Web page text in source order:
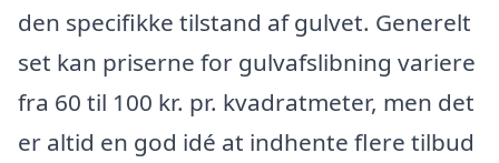
den specifikke tilstand af gulvet. Generelt
set kan priserne for gulvafslibning variere
fra 60 til 100 kr. pr. kvadratmeter, men det
er altid en god idé at indhente flere tilbud